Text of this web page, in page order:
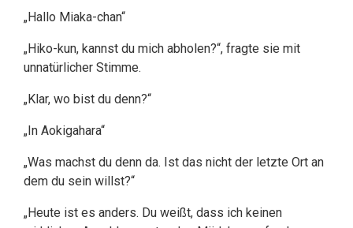
„Hallo Miaka-chan“
„Hiko-kun, kannst du mich abholen?“, fragte sie mit
unnatürlicher Stimme.
„Klar, wo bist du denn?“
„In Aokigahara“
„Was machst du denn da. Ist das nicht der letzte Ort an
dem du sein willst?“
„Heute ist es anders. Du weißt, dass ich keinen